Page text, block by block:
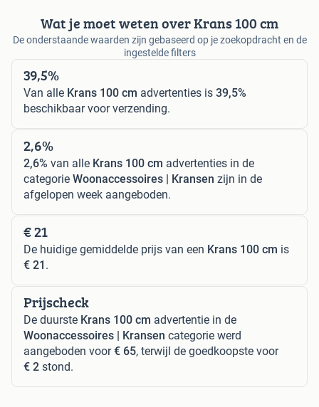
Wat je moet weten over Krans 100 cm
De onderstaande waarden zijn gebaseerd op je zoekopdracht en de
ingestelde filters
39,5%
Van alle Krans 100 cm advertenties is 39,5%
beschikbaar voor verzending.
2,6%
2,6% van alle Krans 100 cm advertenties in de
categorie Woonaccessoires | Kransen zijn in de
afgelopen week aangeboden.
€ 21
De huidige gemiddelde prijs van een Krans 100 cm is
€ 21 .
Prijscheck
De duurste Krans 100 cm advertentie in de
Woonaccessoires | Kransen categorie werd
aangeboden voor€ 65, terwijl de goedkoopste voor
€ 2 stond.